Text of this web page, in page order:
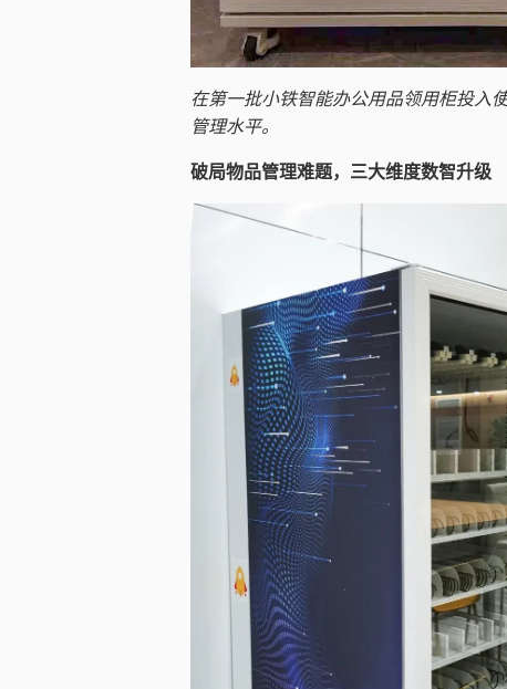
在第一批小铁智能办公用品领用柜投入
管理水平。
破局物品管理难题，三大维度数智升级